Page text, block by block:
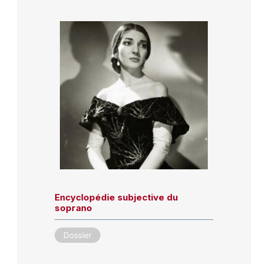
Encyclopédie subjective du
soprano
Dossier